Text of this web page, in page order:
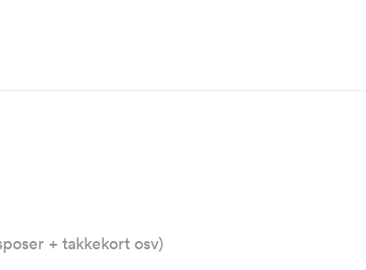
+ takkekort osv)